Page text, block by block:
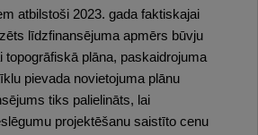
atbilstoši 2023. gada faktiskajai
līdzfinansējuma apmērs būvju
topogrāfiskā plāna, paskaidrojuma
pievada novietojuma plānu
tiks palielināts, lai
projektēšanu saistīto cenu